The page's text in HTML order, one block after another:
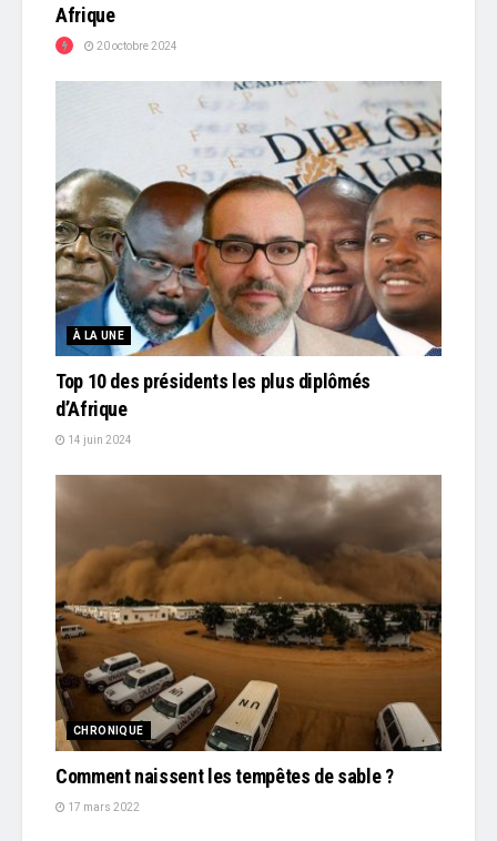
Afrique
20 octobre 2024
À LA UNE
Top 10 des présidents les plus diplômés
d’Afrique
14 juin 2024
CHRONIQUE
Comment naissent les tempêtes de sable ?
17 mars 2022